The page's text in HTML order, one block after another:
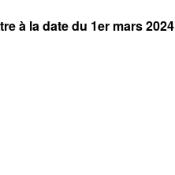
à la date du 1er mars 2024